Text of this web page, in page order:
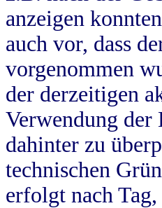
anzeigen
auch vor, dass
vorgenommen
der derzeitigen
Verwendung
dahinter zu
technischen
erfolgt nach